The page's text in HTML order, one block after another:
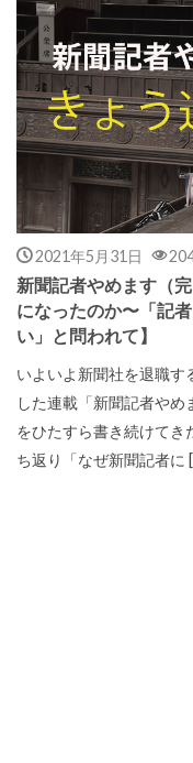
2021年5月31日
新聞記者やめます（
になったのか〜「記
い」と問われて】
いよいよ新聞社を退職す
した連載「新聞記者やめ
をひたすら書き続けてき
ち返り「なぜ新聞記者に